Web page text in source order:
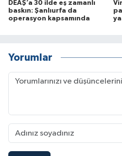
DEAŞ’a 30 ilde eş zamanlı
baskın: Şanlıurfa da
operasyon kapsamında
Yorumlar